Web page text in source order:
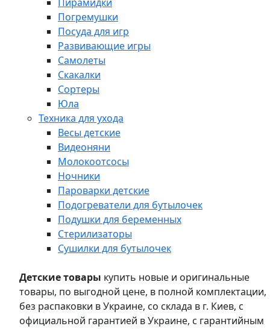
Погремушки
Посуда для игр
Развивающие игры
Самолеты
Скакалки
Сортеры
Юла
Техника для ухода
Весы детские
Видеоняни
Молокоотсосы
Ночники
Пароварки детские
Подогреватели для бутылочек
Подушки для беременных
Стерилизаторы
Сушилки для бутылочек
Детские товары купить новые и оригинальные
товары, по выгодной цене, в полной комплектации,
без распаковки в Украине, со склада в г. Киев, с
официальной гарантией в Украине, с гарантийным